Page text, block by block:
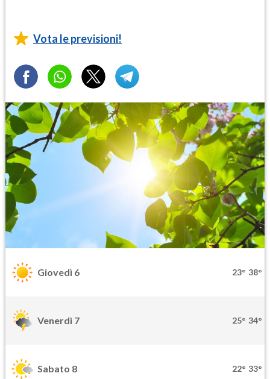
Vota le previsioni!
Giovedì 6 23° 38°
Venerdì 7 25° 34°
Sabato 8 22° 33°